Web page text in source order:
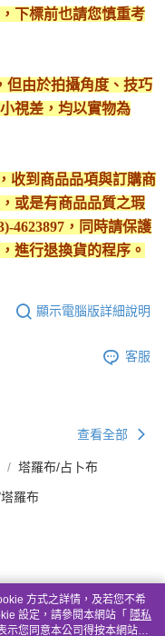
下標前也請您慎重考
由於拍攝角度、技巧
視差，均以實物為
收到商品品項與訂購商
或是有商品品質之瑕
4623897，同時請保護
進行退換貨的程序。
顯示電腦版詳細說明
客服
查看全部
塔羅布/占卜布
羅布
方式之詳情，及若您不希
設定，請參閱本網站「 隱私
示您同意本公司得按本網站使